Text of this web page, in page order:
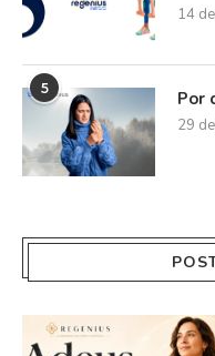
14
5 Por
29